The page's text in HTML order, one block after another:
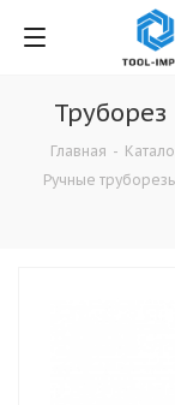
Труборез
Главная -
Ручные